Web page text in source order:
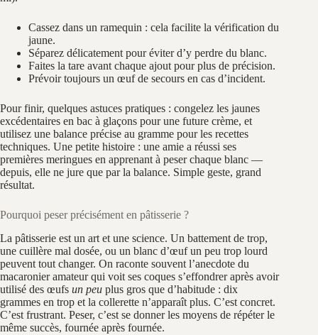
Cassez dans un ramequin : cela facilite la vérification du
jaune.
Séparez délicatement pour éviter d’y perdre du blanc.
Faites la tare avant chaque ajout pour plus de précision.
Prévoir toujours un œuf de secours en cas d’incident.
Pour finir, quelques astuces pratiques : congelez les jaunes
excédentaires en bac à glaçons pour une future crème, et
utilisez une balance précise au gramme pour les recettes
techniques. Une petite histoire : une amie a réussi ses
premières meringues en apprenant à peser chaque blanc —
depuis, elle ne jure que par la balance. Simple geste, grand
résultat.
Pourquoi peser précisément en pâtisserie ?
La pâtisserie est un art et une science. Un battement de trop,
une cuillère mal dosée, ou un blanc d’œuf un peu trop lourd
peuvent tout changer. On raconte souvent l’anecdote du
macaronier amateur qui voit ses coques s’effondrer après avoir
utilisé des œufs un peu plus gros que d’habitude : dix
grammes en trop et la collerette n’apparaît plus. C’est concret.
C’est frustrant. Peser, c’est se donner les moyens de répéter le
même succès, fournée après fournée.